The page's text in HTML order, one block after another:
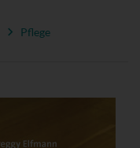
Pflege